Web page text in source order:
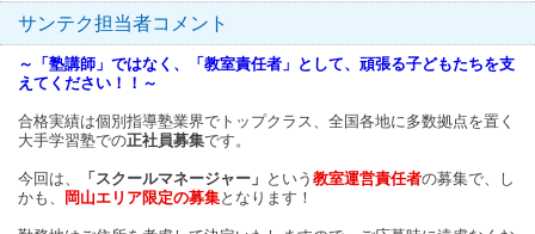
サンテク担当者コメント
～「塾講師」ではなく、「教室責任者」として、頑張る子どもたちを支
えてください！！～
合格実績は個別指導塾業界でトップクラス、全国各地に多数拠点を置く
大手学習塾での正社員募集です。
今回は、 「スクールマネージャー」 という 教室運営責任者の募集で、し
かも、
岡山エリア限定の募集となります！